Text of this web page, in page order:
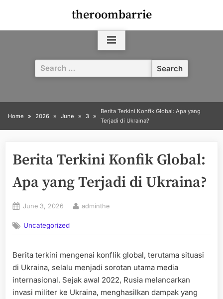
content
theroombarrie
Search
for:
Home 2026 June 3
Berita Terkini Konfik Global: Apa yang
Terjadi di Ukraina?
Berita Terkini Konfik Global:
Apa yang Terjadi di Ukraina?
Posted
June 3, 2026 By
adminthe
Uncategorized
Berita terkini mengenai konflik global, terutama situasi
di Ukraina, selalu menjadi sorotan utama media
internasional. Sejak awal 2022, Rusia melancarkan
invasi militer ke Ukraina, menghasilkan dampak yang